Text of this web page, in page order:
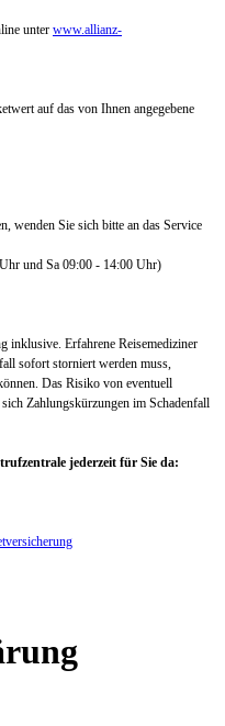
unter www.allianz-
auf das von Ihnen angegebene
wenden Sie sich bitte an das Service
und Sa 09:00 - 14:00 Uhr)
inklusive. Erfahrene Reisemediziner
sofort storniert werden muss,
Das Risiko von eventuell
Zahlungskürzungen im Schadenfall
jederzeit für Sie da: